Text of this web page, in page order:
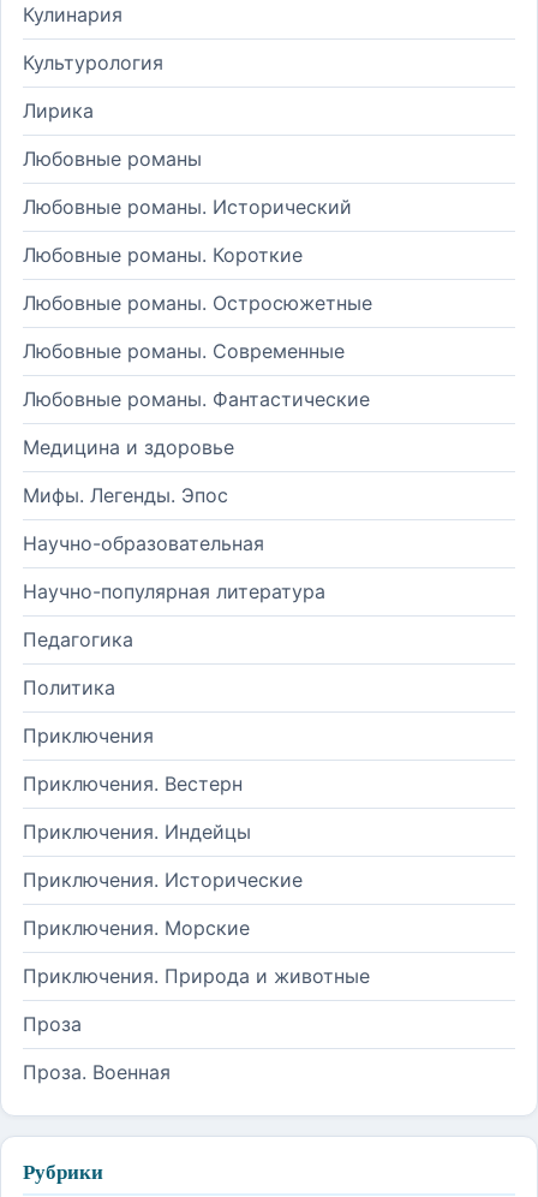
Кулинария
Культурология
Лирика
Любовные романы
Любовные романы. Исторический
Любовные романы. Короткие
Любовные романы. Остросюжетные
Любовные романы. Современные
Любовные романы. Фантастические
Медицина и здоровье
Мифы. Легенды. Эпос
Научно-образовательная
Научно-популярная литература
Педагогика
Политика
Приключения
Приключения. Вестерн
Приключения. Индейцы
Приключения. Исторические
Приключения. Морские
Приключения. Природа и животные
Проза
Проза. Военная
Рубрики